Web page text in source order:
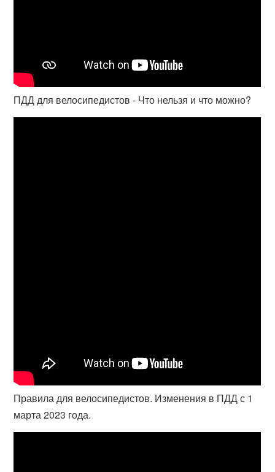
ПДД для велосипедистов - Что нельзя и что можно?
Правила для велосипедистов. Изменения в ПДД с 1
марта 2023 года.